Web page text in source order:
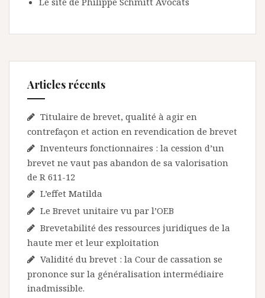
Articles récents
Titulaire de brevet, qualité à agir en
contrefaçon et action en revendication de brevet
Inventeurs fonctionnaires : la cession d’un
brevet ne vaut pas abandon de sa valorisation
de R 611-12
L’effet Matilda
Le Brevet unitaire vu par l’OEB
Brevetabilité des ressources juridiques de la
haute mer et leur exploitation
Validité du brevet : la Cour de cassation se
prononce sur la généralisation intermédiaire
inadmissible.